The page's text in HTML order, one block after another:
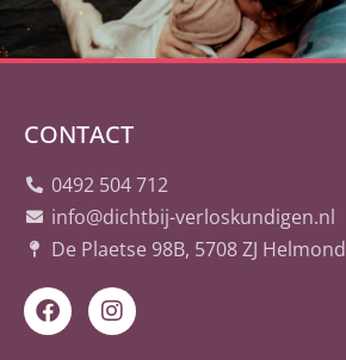
CONTACT
0492 504 712
info@dichtbij-verloskundigen.nl
De Plaetse 98B, 5708 ZJ Helmond